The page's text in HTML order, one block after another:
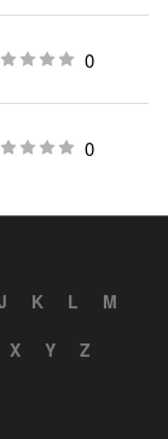
0
0
K L
M
X Y Z